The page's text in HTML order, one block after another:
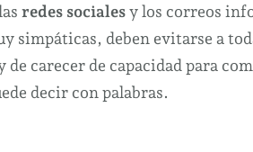
redes socialesy los correos
simpáticas, deben evitarse a
carecer de capacidad para
decir con palabras.